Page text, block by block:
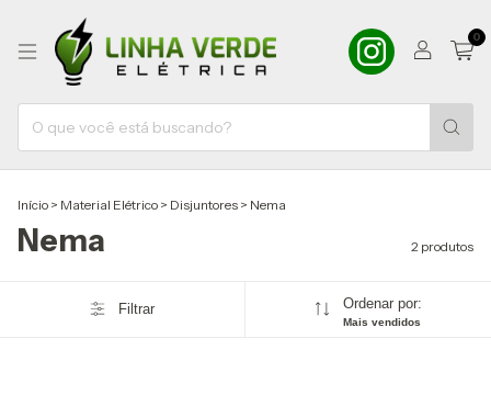
0
Início > Material Elétrico > Disjuntores > Nema
Nema 2 produtos
Filtrar Ordenar por:
Mais vendidos